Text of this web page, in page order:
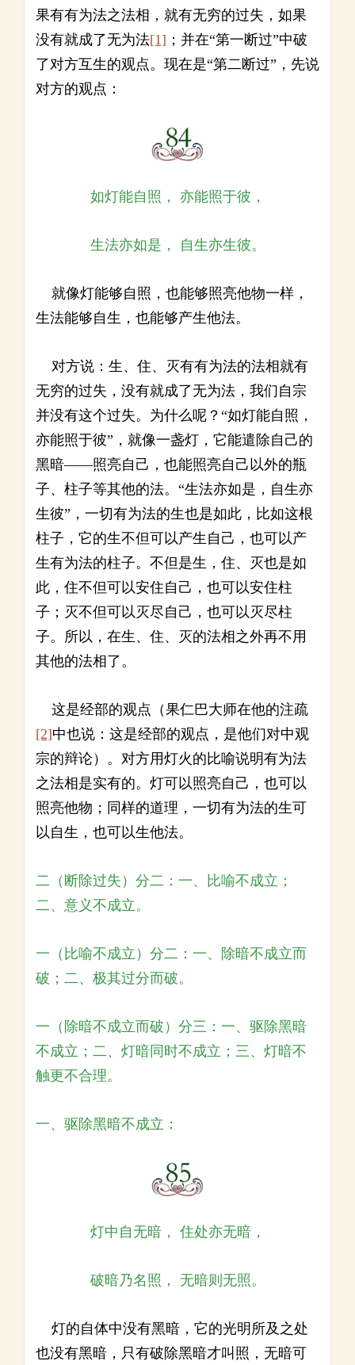
果有有为法之法相，就有无穷的过失，如果
没有就成了无为法[1] ；并在“第一断过”中破
了对方互生的观点。现在是“第二断过”，先说
对方的观点：
如灯能自照， 亦能照于彼，
生法亦如是， 自生亦生彼。
就像灯能够自照，也能够照亮他物一样，
生法能够自生，也能够产生他法。
对方说：生、住、灭有有为法的法相就有
无穷的过失，没有就成了无为法，我们自宗
并没有这个过失。为什么呢？“如灯能自照，
亦能照于彼”，就像一盏灯，它能遣除自己的
黑暗——照亮自己，也能照亮自己以外的瓶
子、柱子等其他的法。“生法亦如是，自生亦
生彼”，一切有为法的生也是如此，比如这根
柱子，它的生不但可以产生自己，也可以产
生有为法的柱子。不但是生，住、灭也是如
此，住不但可以安住自己，也可以安住柱
子；灭不但可以灭尽自己，也可以灭尽柱
子。所以，在生、住、灭的法相之外再不用
其他的法相了。
这是经部的观点（果仁巴大师在他的注疏
[2]中也说：这是经部的观点，是他们对中观
宗的辩论）。对方用灯火的比喻说明有为法
之法相是实有的。灯可以照亮自己，也可以
照亮他物；同样的道理，一切有为法的生可
以自生，也可以生他法。
二（断除过失）分二：一、比喻不成立；
二、意义不成立。
一（比喻不成立）分二：一、除暗不成立而
破；二、极其过分而破。
一（除暗不成立而破）分三：一、驱除黑暗
不成立；二、灯暗同时不成立；三、灯暗不
触更不合理。
一、驱除黑暗不成立：
灯中自无暗， 住处亦无暗，
破暗乃名照， 无暗则无照。
灯的自体中没有黑暗，它的光明所及之处
也没有黑暗，只有破除黑暗才叫照，无暗可